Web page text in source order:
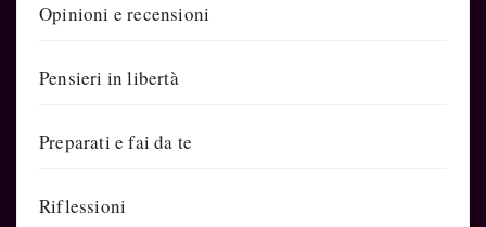
Opinioni e recensioni
Pensieri in libertà
Preparati e fai da te
Riflessioni